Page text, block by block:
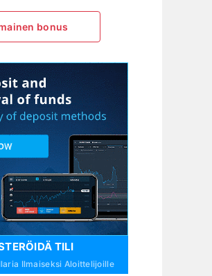
bonus
TILI
Ilmaiseksi Aloittelijoille